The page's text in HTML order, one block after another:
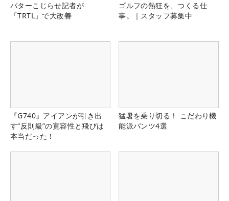
パターこじらせ記者が
「TRTL」で大改善
ゴルフの熱狂を、つくる仕
事。｜スタッフ募集中
『G740』アイアンが引き出
す“反則級”の寛容性と飛びは
本当だった！
猛暑を乗り切る！ こだわり機
能派パンツ4選